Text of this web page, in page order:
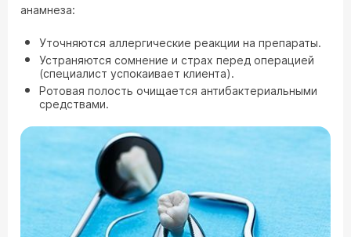
анамнеза:
Уточняются аллергические реакции на препараты.
Устраняются сомнение и страх перед операцией
(специалист успокаивает клиента).
Ротовая полость очищается антибактериальными
средствами.